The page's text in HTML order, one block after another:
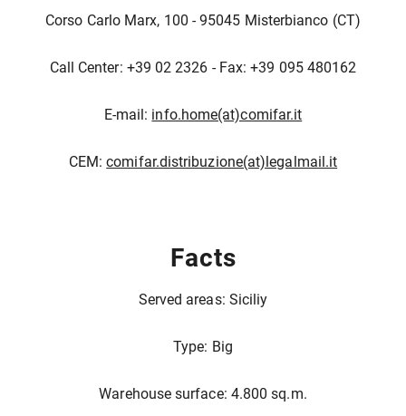
Corso Carlo Marx, 100 - 95045 Misterbianco (CT)
Call Center: +39 02 2326 - Fax: +39 095 480162
E-mail: info.home(at)comifar.it
CEM:comifar.distribuzione(at)legalmail.it
Facts
Served areas: Siciliy
Type: Big
Warehouse surface: 4.800 sq.m.